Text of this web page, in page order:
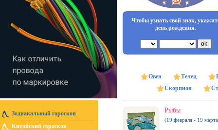
Зодиакальный гороскоп
Китайский гороскоп
Чтобы узнать свой знак,
день рождения.
Овен Телец
Скорпион
Рыбы
(19 февраля - 19